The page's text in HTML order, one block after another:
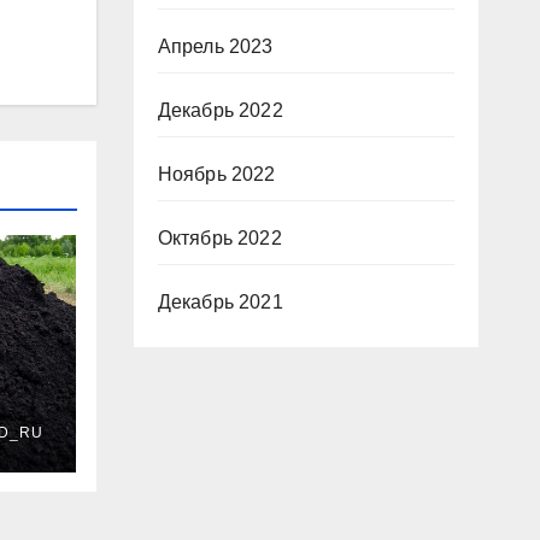
Апрель 2023
Декабрь 2022
Ноябрь 2022
Октябрь 2022
Декабрь 2021